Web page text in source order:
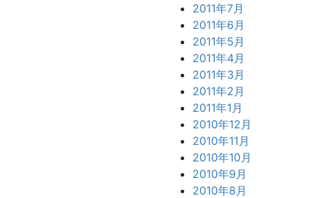
2011年7月
2011年6月
2011年5月
2011年4月
2011年3月
2011年2月
2011年1月
2010年12月
2010年11月
2010年10月
2010年9月
2010年8月